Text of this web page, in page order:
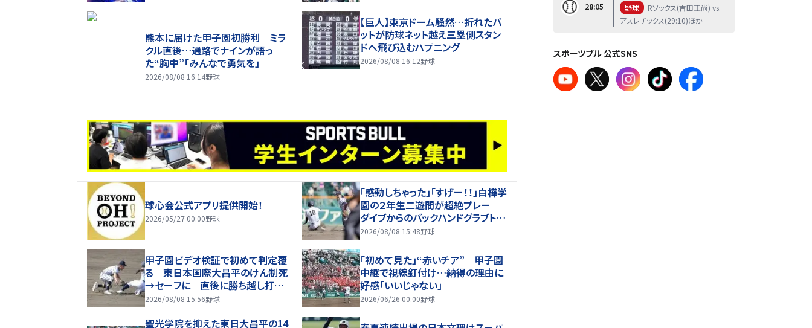
熊本に届けた甲子園初勝利 ミラ
クル直後…通路でナインが語っ
た“胸中”「みんなで勇気を」
2026/08/08 16:14野球
【巨人】東京ドーム騒然…折れたバ
ットが防球ネット越え三塁側スタン
ドへ飛び込むハプニング
2026/08/08 16:12野球
球心会公式アプリ提供開始！
2026/05/27 00:00野球
「感動しちゃった」「すげー！！」白樺学
園の２年生二遊間が超絶プレー
ダイブからのバックハンドグラブトス
→素手捕球で一塁送球 甲子園が
2026/08/08 15:48野球
甲子園ビデオ検証で初めて判定覆
る 東日本国際大昌平のけん制死
→セーフに 直後に勝ち越し打生
まれる
2026/08/08 15:56野球
「初めて見た」“赤いチア” 甲子園
中継で視線釘付け…納得の理由に
好感「いいじゃない」
2026/06/26 00:00野球
聖光学院を抑えた東日大昌平の14
28:05 野球
Rソックス(吉田正尚) vs.
アスレチックス(29:10)ほか
スポーツブル 公式SNS